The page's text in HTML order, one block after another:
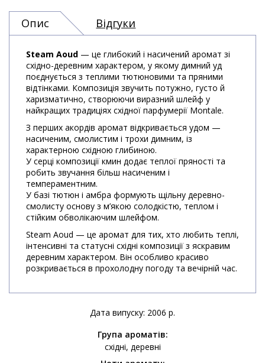
Опис Відгуки
Steam Aoud — це глибокий і насичений аромат зі
східно-деревним характером, у якому димний уд
поєднується з теплими тютюновими та пряними
відтінками. Композиція звучить потужно, густо й
харизматично, створюючи виразний шлейф у
найкращих традиціях східної парфумерії Montale.
З перших акордів аромат відкривається удом —
насиченим, смолистим і трохи димним, із
характерною східною глибиною.
У серці композиції кмин додає теплої пряності та
робить звучання більш насиченим і
темпераментним.
У базі тютюн і амбра формують щільну деревно-
смолисту основу з м’якою солодкістю, теплом і
стійким обволікаючим шлейфом.
Steam Aoud — це аромат для тих, хто любить теплі,
інтенсивні та статусні східні композиції з яскравим
деревним характером. Він особливо красиво
розкривається в прохолодну погоду та вечірній час.
Дата випуску: 2006 р.
Група ароматів:
східні деревні